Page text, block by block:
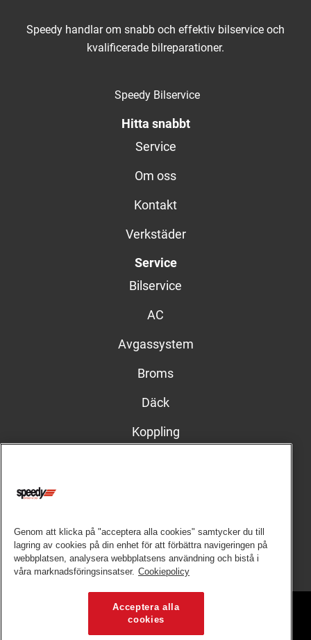
Speedy handlar om snabb och effektiv bilservice och
kvalificerade bilreparationer.
Speedy Bilservice
Hitta snabbt
Service
Om oss
Kontakt
Verkstäder
Service
Bilservice
AC
Avgassystem
Broms
Däck
Koppling
vänligen kontakta respektive verkstad.
Hitta verkstad
Copyright © 2026 Speedy Bilservice AB
Genom att klicka på "acceptera alla cookies" samtycker du till
lagring av cookies på din enhet för att förbättra navigeringen på
webbplatsen, analysera webbplatsens användning och bistå i
våra marknadsföringsinsatser. Cookiepolicy
Acceptera alla
cookies